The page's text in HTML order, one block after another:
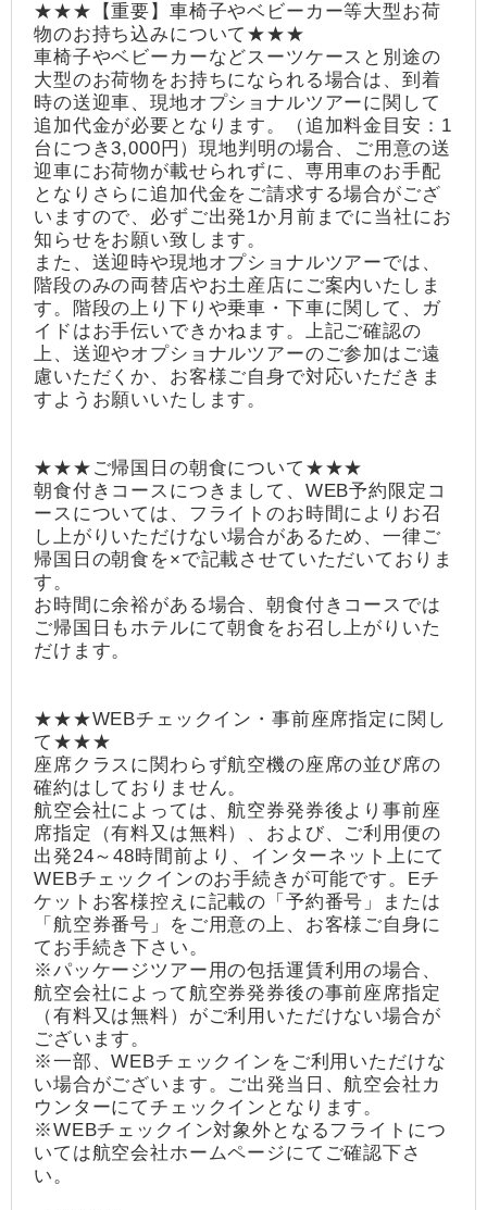
★★★【重要】車椅子やベビーカー等大型お荷
物のお持ち込みについて★★★
車椅子やベビーカーなどスーツケースと別途の
大型のお荷物をお持ちになられる場合は、到着
時の送迎車、現地オプショナルツアーに関して
追加代金が必要となります。（追加料金目安：1
台につき3,000円）現地判明の場合、ご用意の送
迎車にお荷物が載せられずに、専用車のお手配
となりさらに追加代金をご請求する場合がござ
いますので、必ずご出発1か月前までに当社にお
知らせをお願い致します。
また、送迎時や現地オプショナルツアーでは、
階段のみの両替店やお土産店にご案内いたしま
す。階段の上り下りや乗車・下車に関して、ガ
イドはお手伝いできかねます。上記ご確認の
上、送迎やオプショナルツアーのご参加はご遠
慮いただくか、お客様ご自身で対応いただきま
すようお願いいたします。
★★★ご帰国日の朝食について★★★
朝食付きコースにつきまして、WEB予約限定コ
ースについては、フライトのお時間によりお召
し上がりいただけない場合があるため、一律ご
帰国日の朝食を×で記載させていただいておりま
す。
お時間に余裕がある場合、朝食付きコースでは
ご帰国日もホテルにて朝食をお召し上がりいた
だけます。
★★★WEBチェックイン・事前座席指定に関し
て★★★
座席クラスに関わらず航空機の座席の並び席の
確約はしておりません。
航空会社によっては、航空券発券後より事前座
席指定（有料又は無料）、および、ご利用便の
出発24～48時間前より、インターネット上にて
WEBチェックインのお手続きが可能です。Eチ
ケットお客様控えに記載の「予約番号」または
「航空券番号」をご用意の上、お客様ご自身に
てお手続き下さい。
※パッケージツアー用の包括運賃利用の場合、
航空会社によって航空券発券後の事前座席指定
（有料又は無料）がご利用いただけない場合が
ございます。
※一部、WEBチェックインをご利用いただけな
い場合がございます。ご出発当日、航空会社カ
ウンターにてチェックインとなります。
※WEBチェックイン対象外となるフライトにつ
いては航空会社ホームページにてご確認下さ
い。